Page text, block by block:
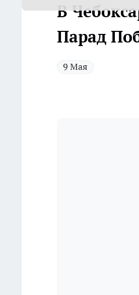
В
Парад
9 Мая